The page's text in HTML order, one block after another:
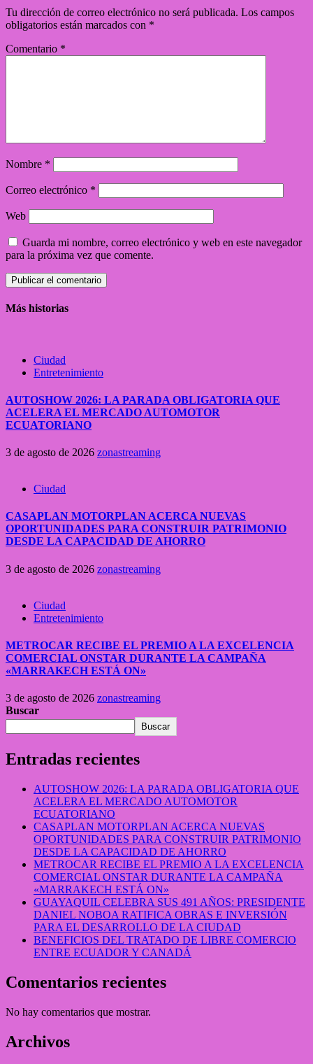
Tu dirección de correo electrónico no será publicada. Los campos
obligatorios están marcados con *
Comentario *
Nombre *
Correo electrónico *
Web
Guarda mi nombre, correo electrónico y web en este navegador
para la próxima vez que comente.
Más historias
Ciudad
Entretenimiento
AUTOSHOW 2026: LA PARADA OBLIGATORIA QUE
ACELERA EL MERCADO AUTOMOTOR
ECUATORIANO
3 de agosto de 2026 zonastreaming
Ciudad
CASAPLAN MOTORPLAN ACERCA NUEVAS
OPORTUNIDADES PARA CONSTRUIR PATRIMONIO
DESDE LA CAPACIDAD DE AHORRO
3 de agosto de 2026 zonastreaming
Ciudad
Entretenimiento
METROCAR RECIBE EL PREMIO A LA EXCELENCIA
COMERCIAL ONSTAR DURANTE LA CAMPAÑA
«MARRAKECH ESTÁ ON»
3 de agosto de 2026 zonastreaming
Buscar
Buscar
Entradas recientes
AUTOSHOW 2026: LA PARADA OBLIGATORIA QUE
ACELERA EL MERCADO AUTOMOTOR
ECUATORIANO
CASAPLAN MOTORPLAN ACERCA NUEVAS
OPORTUNIDADES PARA CONSTRUIR PATRIMONIO
DESDE LA CAPACIDAD DE AHORRO
METROCAR RECIBE EL PREMIO A LA EXCELENCIA
COMERCIAL ONSTAR DURANTE LA CAMPAÑA
«MARRAKECH ESTÁ ON»
GUAYAQUIL CELEBRA SUS 491 AÑOS: PRESIDENTE
DANIEL NOBOA RATIFICA OBRAS E INVERSIÓN
PARA EL DESARROLLO DE LA CIUDAD
BENEFICIOS DEL TRATADO DE LIBRE COMERCIO
ENTRE ECUADOR Y CANADÁ
Comentarios recientes
No hay comentarios que mostrar.
Archivos